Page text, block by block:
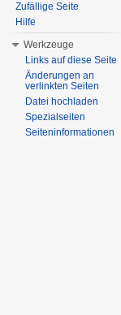
Zufällige Seite
Hilfe
Werkzeuge
Links auf diese Seite
Änderungen an
verlinkten Seiten
Datei hochladen
Spezialseiten
Seiteninformationen